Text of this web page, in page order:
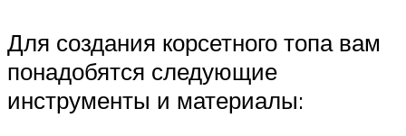
Для создания корсетного топа вам
понадобятся следующие
инструменты и материалы: